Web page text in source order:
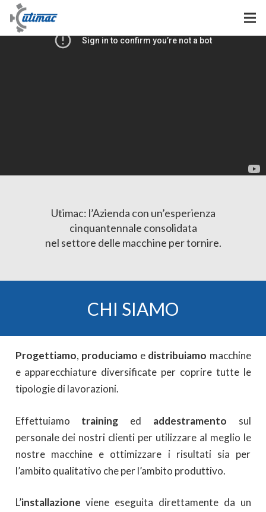
Utimac: l’Azienda con un’esperienza
cinquantennale consolidata
nel settore delle macchine per tornire.
CHI SIAMO
Progettiamo, produciamo e distribuiamo macchine
e apparecchiature diversificate per coprire tutte le
tipologie di lavorazioni.
Effettuiamo training ed addestramento sul
personale dei nostri clienti per utilizzare al meglio le
nostre macchine e ottimizzare i risultati sia per
l’ambito qualitativo che per l’ambito produttivo.
L’installazione viene eseguita direttamente da un